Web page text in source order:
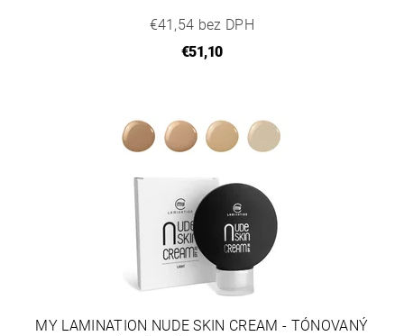
€41,54 bez DPH
€51,10
MY LAMINATION NUDE SKIN CREAM - TÓNOVANÝ